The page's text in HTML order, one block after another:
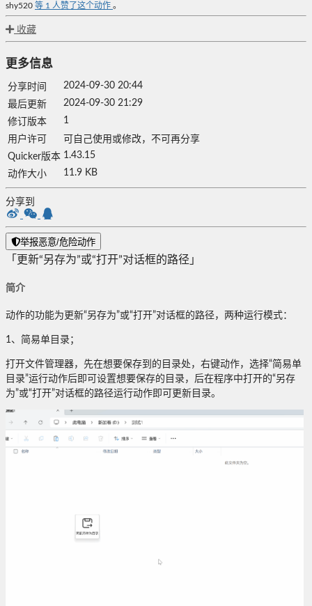
shy520 等 1 人赞了这个动作 。
收藏
更多信息
分享时间
2024-09-30 20:44
最后更新
2024-09-30 21:29
修订版本
1
用户许可
可自己使用或修改，不可再分享
Quicker版本 1.43.15
动作大小
11.9 KB
分享到
举报恶意/危险动作
「更新“另存为”或“打开”对话框的路径」
简介
动作的功能为更新“另存为”或“打开”对话框的路径，两种运行模式：
1、简易单目录；
打开文件管理器，先在想要保存到的目录处，右键动作，选择“简易单
目录”运行动作后即可设置想要保存的目录，后在程序中打开的“另存
为”或“打开”对话框的路径运行动作即可更新目录。